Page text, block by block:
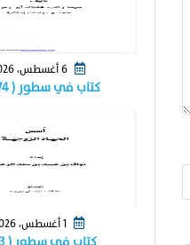
كتاب في سطور ( ٢٧٤) …
1 أغسطس، 2026